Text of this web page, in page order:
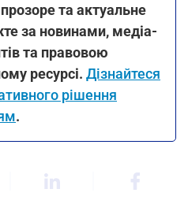
та актуальне
за новинами, медіа-
та правовою
ресурсі. Дізнайтеся
рішення
.